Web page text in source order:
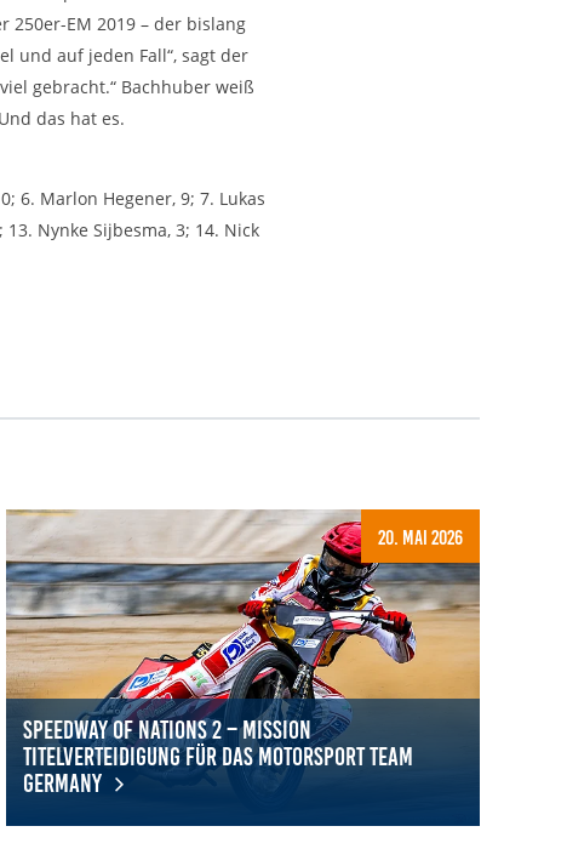
250er-EM 2019 – der bislang
und auf jeden Fall“, sagt der
gebracht.“ Bachhuber weiß
das hat es.
6. Marlon Hegener, 9; 7. Lukas
Nynke Sijbesma, 3; 14. Nick
20. Mai 2026
Speedway of Nations 2 – Mission
Titelverteidigung für das Motorsport Team
Germany